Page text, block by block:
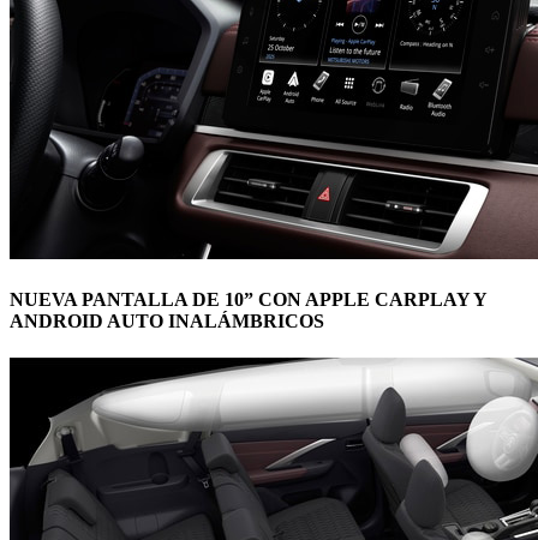
NUEVA PANTALLA DE 10” CON APPLE CARPLAY Y
ANDROID AUTO INALÁMBRICOS